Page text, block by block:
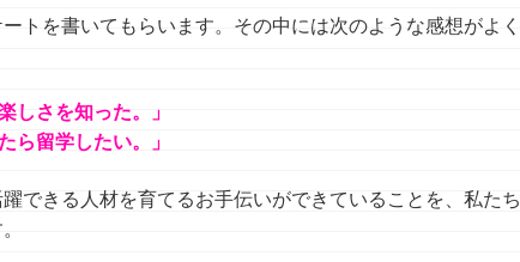
トを書いてもらいます。その中には次のような感想がよく
しさを知った。」
ら留学したい。」
できる人材を育てるお手伝いができていることを、私たち